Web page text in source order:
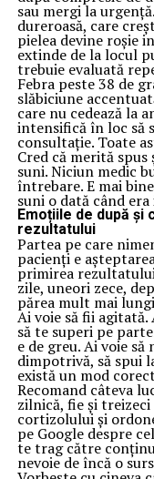
sau mergi la
dureroasă, care
pielea devine roșie
extinde de la locul
trebuie evaluată
Febra peste 38 de
slăbiciune
care nu cedează la
intensifică în loc să
consultație. Toate
Cred că merită
suni. Niciun medic
întrebare. E mai
suni o dată când
Emoțiile de după și
rezultatului
Partea pe care
pacienți e
primirea
zile, uneori zece,
părea mult mai
Ai voie să fii agitată.
să te superi pe
e de greu. Ai voie
dimpotrivă, să spui
există un mod
Recomand câteva
zilnică, fie și
cortizolului și
pe Google despre
te trag către
nevoie de încă o